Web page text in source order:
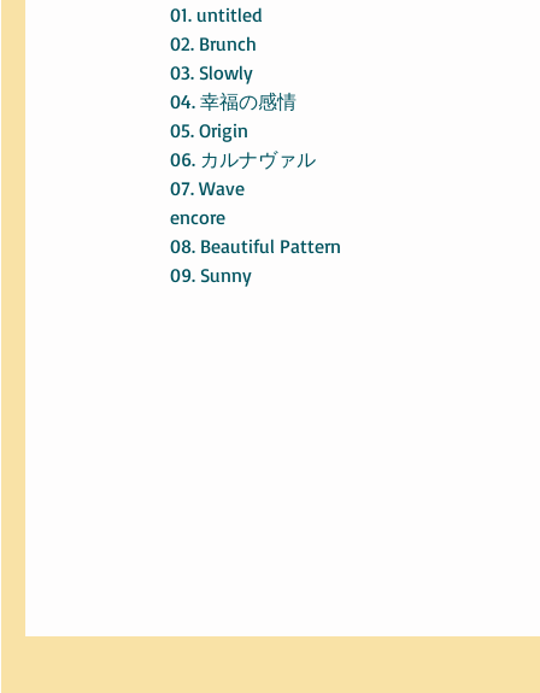
01. untitled
02. Brunch
03. Slowly
04. 幸福の感情
05. Origin
06. カルナヴァル
07. Wave
encore
08. Beautiful Pattern
09. Sunny